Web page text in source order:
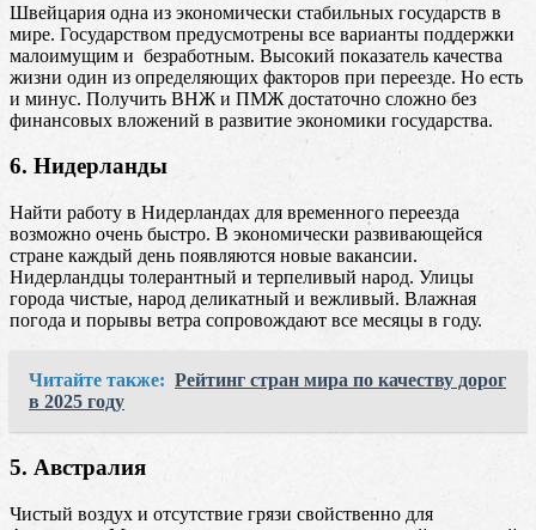
Швейцария одна из экономически стабильных государств в
мире. Государством предусмотрены все варианты поддержки
малоимущим и безработным. Высокий показатель качества
жизни один из определяющих факторов при переезде. Но есть
и минус. Получить ВНЖ и ПМЖ достаточно сложно без
финансовых вложений в развитие экономики государства.
6. Нидерланды
Найти работу в Нидерландах для временного переезда
возможно очень быстро. В экономически развивающейся
стране каждый день появляются новые вакансии.
Нидерландцы толерантный и терпеливый народ. Улицы
города чистые, народ деликатный и вежливый. Влажная
погода и порывы ветра сопровождают все месяцы в году.
Читайте также: Рейтинг стран мира по качеству дорог
в 2025 году
5. Австралия
Чистый воздух и отсутствие грязи свойственно для